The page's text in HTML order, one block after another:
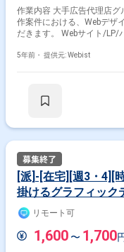
作業内容 大手広告代理店グ
作案件における、Webデザ
だきます。 Webサイト/LP/バナー/ポスター/ポップ/SPツール/ロゴ/カタロ
の案件割合は半々程度です。
5年前・ 提供元: Webist
[派]-[在宅][週3・4][
掛けるグラフィック
リモート可
1,600 〜 1,700